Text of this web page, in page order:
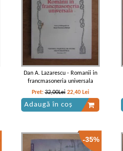
Dan A. Lazarescu - Romanii in
francmasoneria universala
Pret:32,00Lei 22,40 Lei
Adaugă în coș
-35%